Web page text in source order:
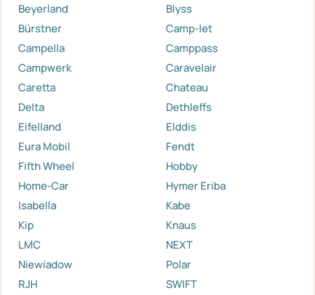
Beyerland
Blyss
Bürstner
Camp-let
Campella
Camppass
Campwerk
Caravelair
Caretta
Chateau
Delta
Dethleffs
Eifelland
Elddis
Eura Mobil
Fendt
Fifth Wheel
Hobby
Home-Car
Hymer Eriba
Isabella
Kabe
Kip
Knaus
LMC
NEXT
Niewiadow
Polar
RJH
SWIFT